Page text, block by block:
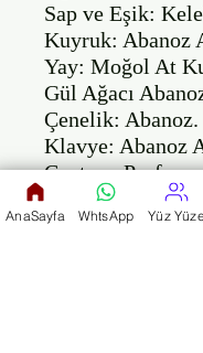
Sap ve Eşik:
Kuyruk: Abanoz
Yay: Moğol At
Gül Ağacı
Çenelik: Abanoz.
Klavye: Abanoz
Çantası:
hard case.
AnaSayfa WhtsApp Yüz Yüze